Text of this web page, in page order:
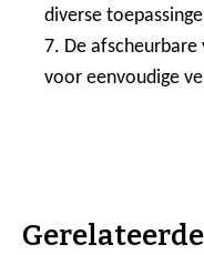
diverse
7. De afscheurbare
voor eenvoudige